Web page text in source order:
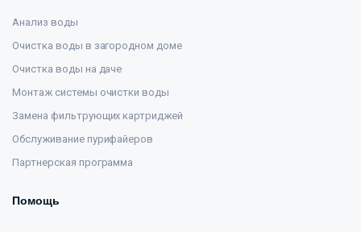
Анализ воды
Очистка воды в загородном доме
Очистка воды на даче
Монтаж системы очистки воды
Замена фильтрующих картриджей
Обслуживание пурифайеров
Партнерская программа
Помощь